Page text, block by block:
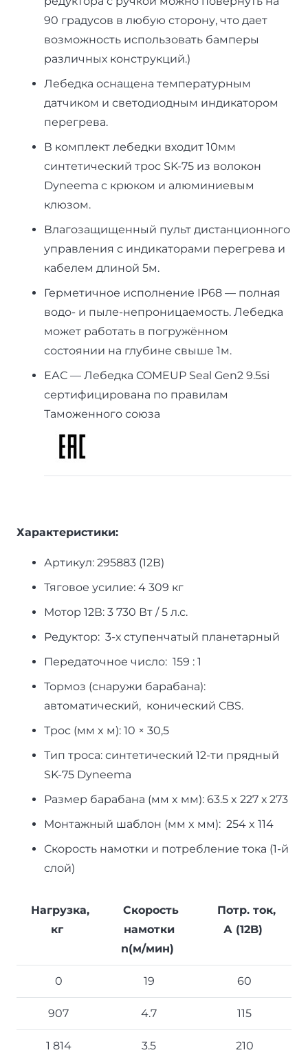
90 градусов в любую сторону, что дает
возможность использовать бамперы
различных конструкций.)
Лебедка оснащена температурным
датчиком и светодиодным индикатором
перегрева.
В комплект лебедки входит 10мм
синтетический трос SK-75 из волокон
Dyneema с крюком и алюминиевым
клюзом.
Влагозащищенный пульт дистанционного
управления с индикаторами перегрева и
кабелем длиной 5м.
Герметичное исполнение IP68 — полная
водо- и пыле-непроницаемость. Лебедка
может работать в погружённом
состоянии на глубине свыше 1м.
ЕАС — Лебедка COMEUP Seal Gen2 9.5si
сертифицирована по правилам
Таможенного союза
Характеристики:
Артикул: 295883 (12В)
Тяговое усилие: 4 309 кг
Мотор 12В: 3 730 Вт / 5 л.с.
Редуктор: 3-х ступенчатый планетарный
Передаточное число: 159 : 1
Тормоз (снаружи барабана):
автоматический, конический CBS.
Трос (мм x м): 10 × 30,5
Тип троса: синтетический 12-ти прядный
SK-75 Dyneema
Размер барабана (мм x мм): 63.5 x 227 х 273
Монтажный шаблон (мм x мм): 254 x 114
Скорость намотки и потребление тока (1-й
слой)
Нагрузка,
кг
Скорость
намотки
n(м/мин)
Потр. ток,
А (12B)
0 19 60
907 4.7 115
1 814 3.5 210